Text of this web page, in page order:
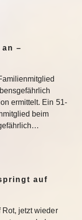
–
ermittelt. Ein 51-
beim
auf
Rot, jetzt wieder